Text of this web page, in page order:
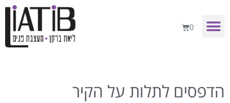
0
הדפסים לתלות על הקיר